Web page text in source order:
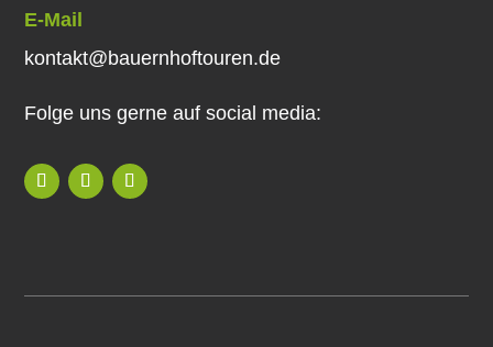
E-Mail
kontakt@bauernhoftouren.de
Folge uns gerne auf social media: